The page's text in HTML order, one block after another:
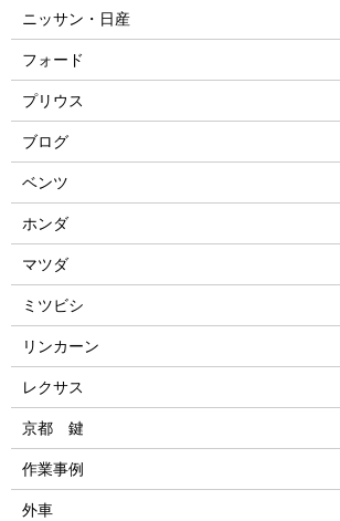
ニッサン・日産
フォード
プリウス
ブログ
ベンツ
ホンダ
マツダ
ミツビシ
リンカーン
レクサス
京都 鍵
作業事例
外車